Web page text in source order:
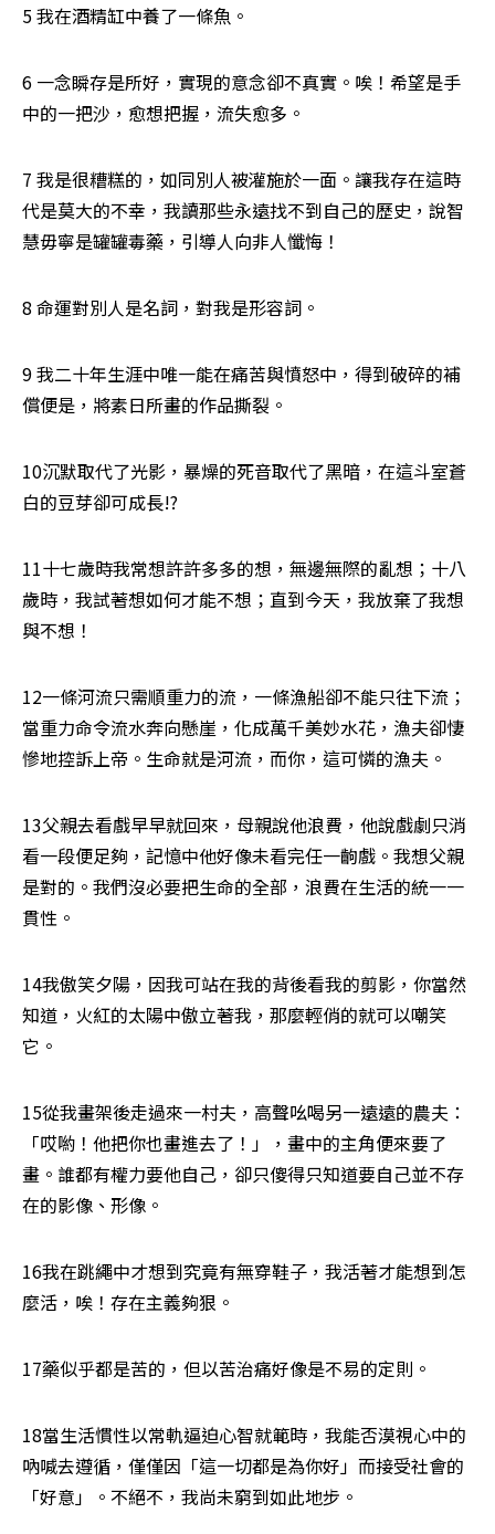
5 我在酒精缸中養了一條魚。
6 一念瞬存是所好，實現的意念卻不真實。唉！希望是手
中的一把沙，愈想把握，流失愈多。
7 我是很糟糕的，如同別人被灌施於一面。讓我存在這時
代是莫大的不幸，我讀那些永遠找不到自己的歷史，說智
慧毋寧是罐罐毒藥，引導人向非人懺悔！
8 命運對別人是名詞，對我是形容詞。
9 我二十年生涯中唯一能在痛苦與憤怒中，得到破碎的補
償便是，將素日所畫的作品撕裂。
10沉默取代了光影，暴燥的死音取代了黑暗，在這斗室蒼
白的豆芽卻可成長!?
11十七歲時我常想許許多多的想，無邊無際的亂想；十八
歲時，我試著想如何才能不想；直到今天，我放棄了我想
與不想！
12一條河流只需順重力的流，一條漁船卻不能只往下流；
當重力命令流水奔向懸崖，化成萬千美妙水花，漁夫卻悽
慘地控訴上帝。生命就是河流，而你，這可憐的漁夫。
13父親去看戲早早就回來，母親說他浪費，他說戲劇只消
看一段便足夠，記憶中他好像未看完任一齣戲。我想父親
是對的。我們沒必要把生命的全部，浪費在生活的統一一
貫性。
14我傲笑夕陽，因我可站在我的背後看我的剪影，你當然
知道，火紅的太陽中傲立著我，那麼輕俏的就可以嘲笑
它。
15從我畫架後走過來一村夫，高聲吆喝另一遠遠的農夫：
「哎喲！他把你也畫進去了！」，畫中的主角便來要了
畫。誰都有權力要他自己，卻只傻得只知道要自己並不存
在的影像、形像。
16我在跳繩中才想到究竟有無穿鞋子，我活著才能想到怎
麼活，唉！存在主義夠狠。
17藥似乎都是苦的，但以苦治痛好像是不易的定則。
18當生活慣性以常軌逼迫心智就範時，我能否漠視心中的
吶喊去遵循，僅僅因「這一切都是為你好」而接受社會的
「好意」。不絕不，我尚未窮到如此地步。